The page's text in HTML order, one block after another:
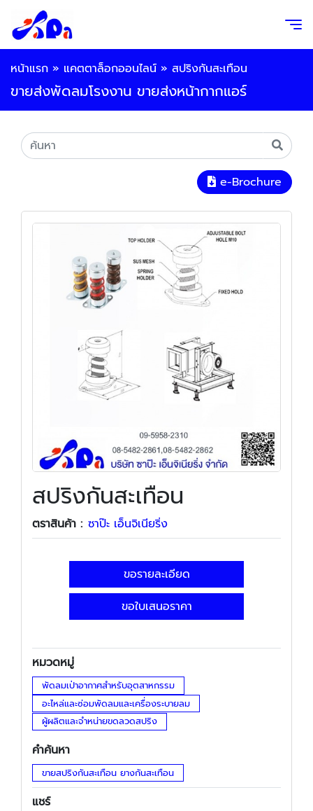
หน้าแรก » แคตตาล็อกออนไลน์ » สปริงกันสะเทือน
ขายส่งพัดลมโรงงาน ขายส่งหน้ากากแอร์
e-Brochure
สปริงกันสะเทือน
ตราสินค้า : ซาป๊ะ เอ็นจิเนียริ่ง
ขอรายละเอียด
ขอใบเสนอราคา
หมวดหมู่
พัดลมเป่าอากาศสำหรับอุตสาหกรรม
อะไหล่และซ่อมพัดลมและเครื่องระบายลม
ผู้ผลิตและจำหน่ายขดลวดสปริง
คำค้นหา
ขายสปริงกันสะเทือน ยางกันสะเทือน
แชร์